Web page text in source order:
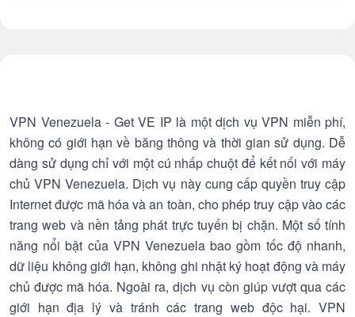
VPN Venezuela - Get VE IP là một dịch vụ VPN miễn phí,
không có giới hạn về băng thông và thời gian sử dụng. Dễ
dàng sử dụng chỉ với một cú nhấp chuột để kết nối với máy
chủ VPN Venezuela. Dịch vụ này cung cấp quyền truy cập
Internet được mã hóa và an toàn, cho phép truy cập vào các
trang web và nền tảng phát trực tuyến bị chặn. Một số tính
năng nổi bật của VPN Venezuela bao gồm tốc độ nhanh,
dữ liệu không giới hạn, không ghi nhật ký hoạt động và máy
chủ được mã hóa. Ngoài ra, dịch vụ còn giúp vượt qua các
giới hạn địa lý và tránh các trang web độc hại. VPN